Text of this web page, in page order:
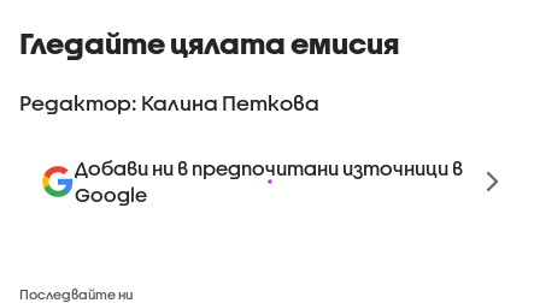
Гледайте цялата емисия
Редактор: Калина Петкова
Добави ни в предпочитани източници в
Google
Последвайте ни